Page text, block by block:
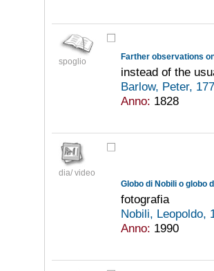
spoglio
instead of the
Barlow, Peter,
Anno: 1828
dia/ video
Globo di Nobili o globo
fotografia
Nobili, Leopoldo,
Anno: 1990